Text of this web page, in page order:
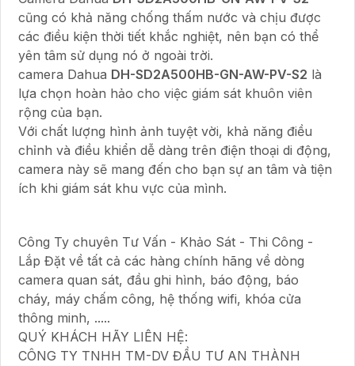
cũng có khả năng chống thấm nước và chịu được
các điều kiện thời tiết khắc nghiệt, nên bạn có thể
yên tâm sử dụng nó ở ngoài trời.
camera Dahua DH-SD2A500HB-GN-AW-PV-S2 là
lựa chọn hoàn hảo cho việc giám sát khuôn viên
rộng của bạn.
Với chất lượng hình ảnh tuyệt vời, khả năng điều
chỉnh và điều khiển dễ dàng trên điện thoại di động,
camera này sẽ mang đến cho bạn sự an tâm và tiện
ích khi giám sát khu vực của mình.
Công Ty chuyên Tư Vấn - Khảo Sát - Thi Công -
Lắp Đặt về tất cả các hàng chính hãng về dòng
camera quan sát, đầu ghi hình, báo động, báo
cháy, máy chấm công, hệ thống wifi, khóa cửa
thông minh, .....
QUÝ KHÁCH HÃY LIÊN HỆ:
CÔNG TY TNHH TM-DV ĐẦU TƯ AN THÀNH